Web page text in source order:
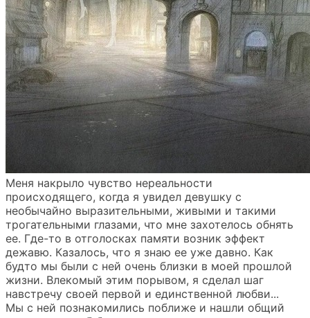
Меня накрыло чувство нереальности
происходящего, когда я увидел девушку с
необычайно выразительными, живыми и такими
трогательными глазами, что мне захотелось обнять
ее. Где-то в отголосках памяти возник эффект
дежавю. Казалось, что я знаю ее уже давно. Как
будто мы были с ней очень близки в моей прошлой
жизни. Влекомый этим порывом, я сделал шаг
навстречу своей первой и единственной любви...
Мы с ней познакомились поближе и нашли общий